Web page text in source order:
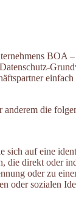
anderem die
sich auf eine
die direkt oder
oder zu
oder sozialen